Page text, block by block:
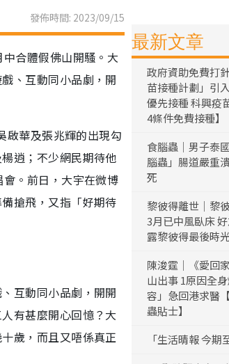
發佈時間: 2023/09/15
合體假佛山開騷。大
、互動同小品劇，開
啟華及張兆輝的出現勾
逍；不少網民期待他
。前日，大宇在微博
搶飛，又指「好期待
互動同小品劇，開開
有甚麼開心回憶？大
歲，而且又唔係真正
最新文章
政府資助免費打
苗接種計劃」引
優先接種 科興疫
4條件免費接種】
食腦蟲｜男子泰
腦蟲」腸道嚴重
死
黎彼得離世｜黎
3月已中風臥床
露黎彼得最後時
陳浚霆｜《愛回
山出事 1原因全
容」急回港求醫
蟲貼士】
「生活晴報 今期